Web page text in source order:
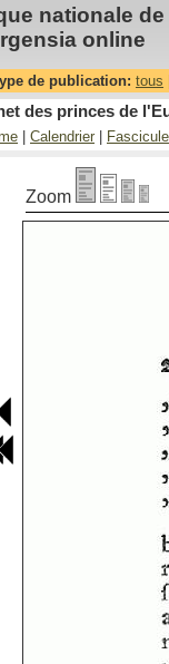
nationale
online
de publication: tous
des princes de
Calendrier Fascicule
Zoom